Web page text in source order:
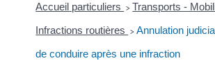
Accueil particuliers > Transports -
Infractions routières > Annulation
de conduire après une infraction